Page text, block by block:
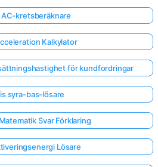
AC-kretsberäknare
Kalkylator
för kundfordringar
syra-bas-lösare
Svar Förklaring
Lösare